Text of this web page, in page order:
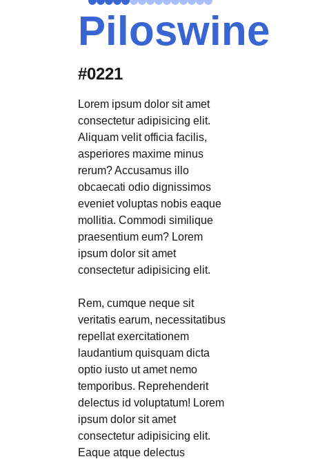
Piloswine
#0221
Lorem ipsum dolor sit amet
consectetur adipisicing elit.
Aliquam velit officia facilis,
asperiores maxime minus
rerum? Accusamus illo
obcaecati odio dignissimos
eveniet voluptas nobis eaque
mollitia. Commodi similique
praesentium eum? Lorem
ipsum dolor sit amet
consectetur adipisicing elit.
Rem, cumque neque sit
veritatis earum, necessitatibus
repellat exercitationem
laudantium quisquam dicta
optio iusto ut amet nemo
temporibus. Reprehenderit
delectus id voluptatum! Lorem
ipsum dolor sit amet
consectetur adipisicing elit.
Eaque atque delectus